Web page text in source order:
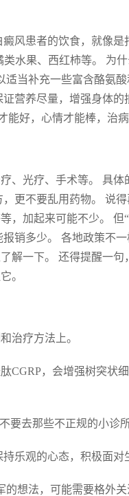
风患者的饮食，就像
水果、西红柿等。 为
当补充一些富含酪氨
营养尽量，增强身体的
好，心情才能棒，治病
、光疗、手术等。 具
更不要乱用药物。 说
，加起来可能不少。
销多少。 各地政策不
解一下。 还得提醒一
。
治疗方法上。
CGRP，会增强树突状
要去那些不正规的小诊
乐观的心态，积极面对
想法，可能需要格外